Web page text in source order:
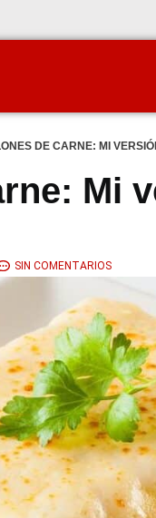
DE CARNE: MI
Mi
SIN COMENTARIOS